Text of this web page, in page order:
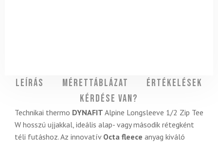
Leírás Mérettáblázat
Értékelések
Kérdése van?
Technikai thermo DYNAFIT Alpine Longsleeve 1/2 Zip Tee
W hosszú ujjakkal, ideális alap- vagy második rétegként
téli futáshoz. Az innovatív Octa fleece anyag kiváló